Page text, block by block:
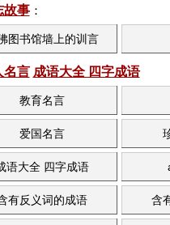
故事：
图书馆墙上的训言
名言 成语大全 四字成语
教育名言
爱国名言
语大全 四字成语
有反义词的成语 含